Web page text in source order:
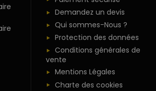
Demandez un devis
Qui sommes-Nous ?
Protection des données
Conditions générales de
vente
Mentions Légales
Charte des cookies